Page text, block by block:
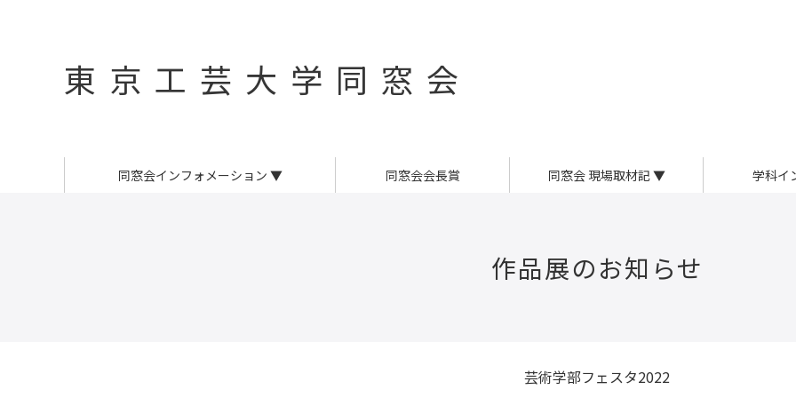
東京工芸大学同窓会
同窓会インフォメーション ▼ 同窓会会長賞 同窓会 現場取材記▼ 学科イ
作品展のお知らせ
芸術学部フェスタ2022